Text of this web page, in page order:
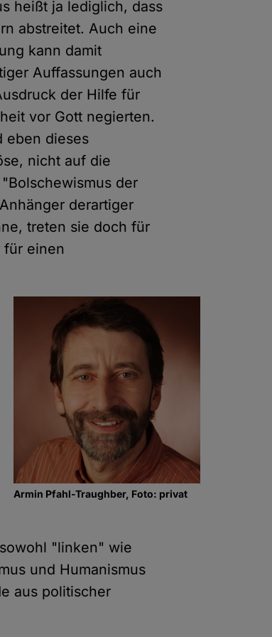
heißt ja lediglich, dass
abstreitet. Auch eine
kann damit
Auffassungen auch
der Hilfe für
vor Gott negierten.
eben dieses
nicht auf die
der
derartiger
treten sie doch für
für einen
Armin Pfahl-Traughber, Foto: privat
"linken" wie
und Humanismus
aus politischer